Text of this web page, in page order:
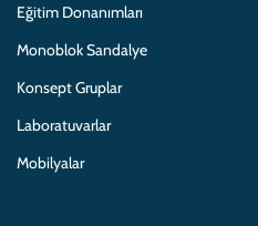
Eğitim Donanımları
Monoblok Sandalye
Konsept Gruplar
Laboratuvarlar
Mobilyalar